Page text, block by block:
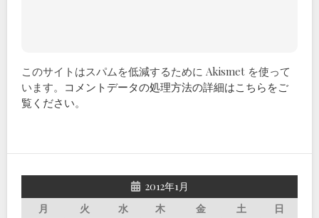
このサイトはスパムを低減するために Akismet を使って
います。 コメントデータの処理方法の詳細はこちらをご
覧ください。
2012年1月
月
火 水 木 金 土
日